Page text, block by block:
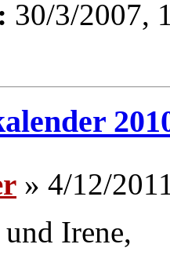
30/3/2007,
» 4/12/
Irene,